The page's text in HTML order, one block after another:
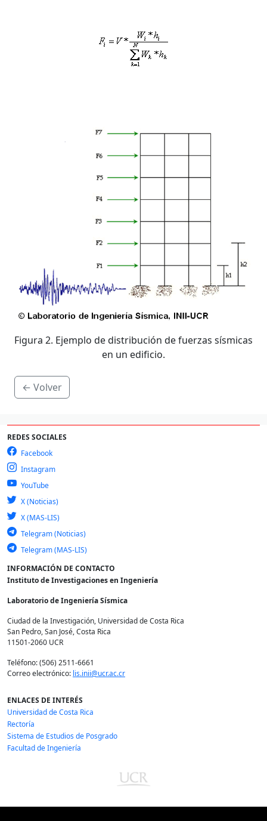
Figura 2. Ejemplo de distribución de fuerzas sísmicas
en un edificio.
← Volver
REDES SOCIALES
Facebook
Instagram
YouTube
X (Noticias)
X (MAS-LIS)
Telegram (Noticias)
Telegram (MAS-LIS)
INFORMACIÓN DE CONTACTO
Instituto de Investigaciones en Ingeniería
Laboratorio de Ingeniería Sísmica
Ciudad de la Investigación, Universidad de Costa Rica
San Pedro, San José, Costa Rica
11501-2060 UCR
Teléfono: (506) 2511-6661
Correo electrónico: lis.inii@ucr.ac.cr
ENLACES DE INTERÉS
Universidad de Costa Rica
Rectoría
Sistema de Estudios de Posgrado
Facultad de Ingeniería